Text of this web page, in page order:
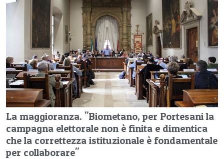
La maggioranza. "Biometano, per Portesani la
campagna elettorale non è finita e dimentica
che la correttezza istituzionale è fondamentale
per collaborare"